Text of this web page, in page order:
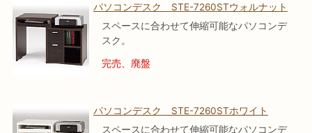
パソコンデスク STE-7260STウォルナット
スペースに合わせて伸縮可能なパソコンデ
スク。
完売、廃盤
パソコンデスク STE-7260STホワイト
スペースに合わせて伸縮可能なパソコンデ